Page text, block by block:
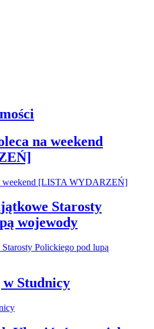
na weekend
Starosty
wojewody
Studnicy